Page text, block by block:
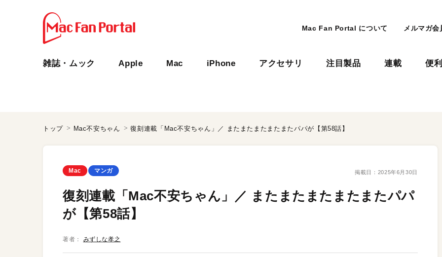
Mac Fan Portal について メルマガ会
雑誌・ムック Apple Mac iPhone アクセサリ 注目製品 連載 便
トップ Mac不安ちゃん 復刻連載「Mac不安ちゃん」／ またまたまたまたまたパパが【第58話】
Mac マンガ 掲載日： 2025年6月30日
復刻連載「Mac不安ちゃん」／ またまたまたまたまたパパ
が【第58話】
著者： みずしな孝之